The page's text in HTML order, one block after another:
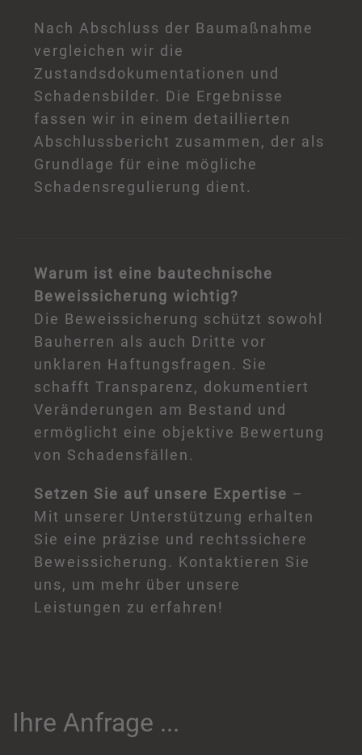
Nach Abschluss der Baumaßnahme
vergleichen wir die
Zustandsdokumentationen und
Schadensbilder. Die Ergebnisse
fassen wir in einem detaillierten
Abschlussbericht zusammen, der als
Grundlage für eine mögliche
Schadensregulierung dient.
Warum ist eine bautechnische
Beweissicherung wichtig?
Die Beweissicherung schützt sowohl
Bauherren als auch Dritte vor
unklaren Haftungsfragen. Sie
schafft Transparenz, dokumentiert
Veränderungen am Bestand und
ermöglicht eine objektive Bewertung
von Schadensfällen.
Setzen Sie auf unsere Expertise –
Mit unserer Unterstützung erhalten
Sie eine präzise und rechtssichere
Beweissicherung. Kontaktieren Sie
uns, um mehr über unsere
Leistungen zu erfahren!
Ihre Anfrage ...